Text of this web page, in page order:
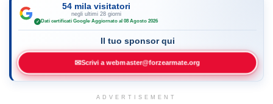
54 mila visitatori
negli ultimi 28 giorni
✓ Dati certificati Google·Aggiornato al 08 Agosto 2026
Il tuo sponsor qui
✉Scrivi a webmaster@forzearmate.org
ADVERTISEMENT